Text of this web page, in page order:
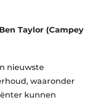
Taylor (Campey
nieuwste
waaronder
kunnen